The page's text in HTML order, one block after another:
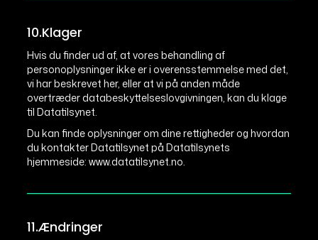
10.Klager
Hvis du finder ud af, at vores behandling af
personoplysninger ikke er i overensstemmelse med det,
vi har beskrevet her, eller at vi på anden måde
overtræder databeskyttelseslovgivningen, kan du klage
til Datatilsynet.
Du kan finde oplysninger om dine rettigheder og hvordan
du kontakter Datatilsynet på Datatilsynets
hjemmeside: www.datatilsynet.no.
11.Ændringer